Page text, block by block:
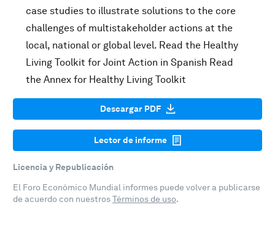
case studies to illustrate solutions to the core
challenges of multistakeholder actions at the
local, national or global level. Read the Healthy
Living Toolkit for Joint Action in Spanish Read
the Annex for Healthy Living Toolkit
Descargar PDF
Lector de informe
Licencia y Republicación
El Foro Económico Mundial informes puede volver a publicarse
de acuerdo con nuestrosTérminos de uso.